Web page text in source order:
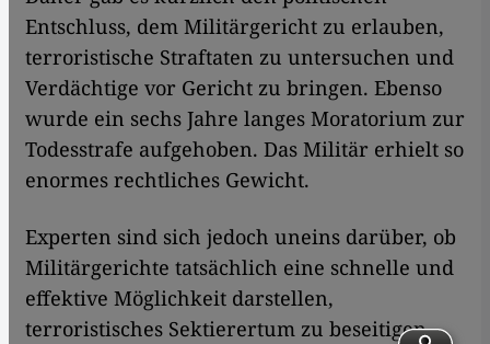
Entschluss, dem Militärgericht zu erlauben,
terroristische Straftaten zu untersuchen und
Verdächtige vor Gericht zu bringen. Ebenso
wurde ein sechs Jahre langes Moratorium zur
Todesstrafe aufgehoben. Das Militär erhielt so
enormes rechtliches Gewicht.
Experten sind sich jedoch uneins darüber, ob
Militärgerichte tatsächlich eine schnelle und
effektive Möglichkeit darstellen,
terroristisches Sektierertum zu beseitigen.